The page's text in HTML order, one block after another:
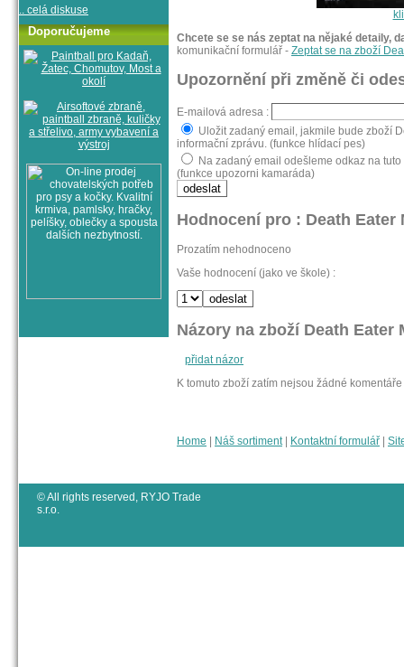
Chcete se se nás zeptat na nějaké detaily,
komunikační formulář - Zeptat se na zboží
Upozornění při změně či
E-mailová adresa :
Uložit zadaný email, jakmile bude zboží
informační zprávu. (funkce hlídací pes)
Na zadaný email odešleme odkaz na
(funkce upozorni kamaráda)
Hodnocení pro : Death
Prozatím nehodnoceno
Vaše hodnocení (jako ve škole) :
Názory na zboží Death
přidat názor
K tomuto zboží zatím nejsou žádné komentáře
Home | Náš sortiment | Kontaktní formulář |
.. celá diskuse
Doporučujeme
© All rights reserved, RYJO Trade
s.r.o.